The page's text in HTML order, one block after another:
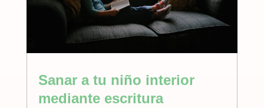
Sanar a tu niño interior
mediante escritura